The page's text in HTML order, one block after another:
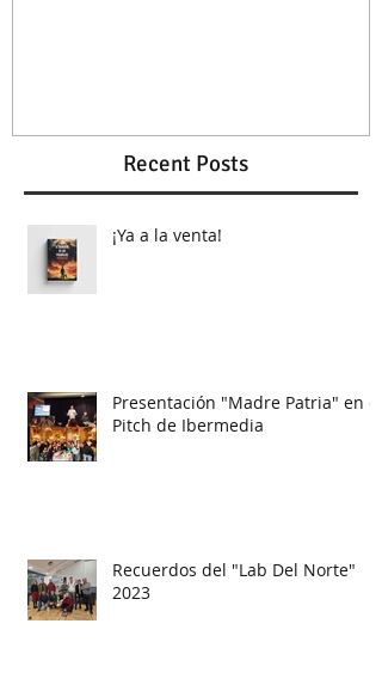
Recent Posts
¡Ya a la venta!
Presentación "Madre Patria" en el
Pitch de Ibermedia
Recuerdos del "Lab Del Norte"
2023